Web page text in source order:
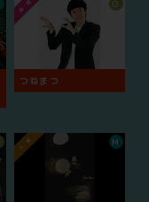
つねまつ
O
M